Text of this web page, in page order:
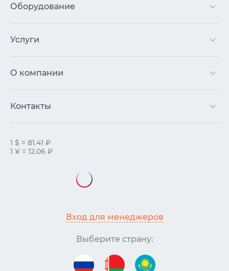
Оборудование
Услуги
О компании
Контакты
1 $ = 81.41 ₽
1 ¥ = 12.06 ₽
Вход для менеджеров
Выберите страну: